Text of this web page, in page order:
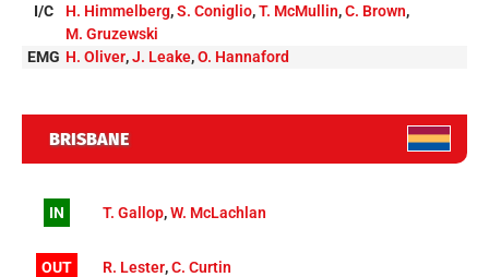
I/C
H. Himmelberg,S. Coniglio,T. McMullin,C. Brown,
M. Gruzewski
EMG H. Oliver,J. Leake,O. Hannaford
BRISBANE
IN T. Gallop,W. McLachlan
OUT R. Lester,C. Curtin